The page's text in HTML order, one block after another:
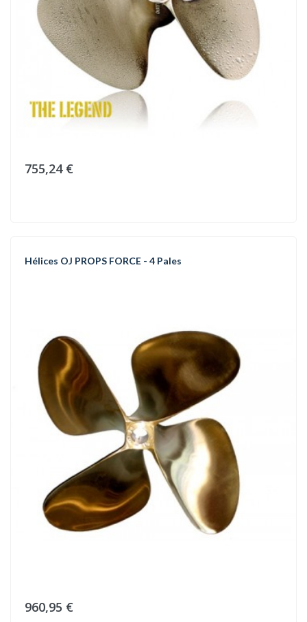
755,24 €
Hélices OJ PROPS FORCE - 4 Pales
960,95 €